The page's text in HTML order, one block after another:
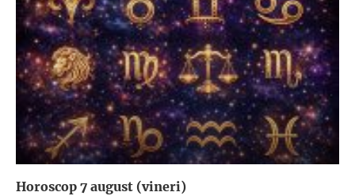
Horoscop 7 august (vineri)